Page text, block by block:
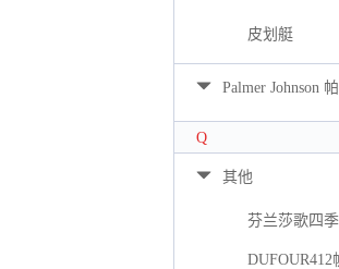
皮划艇
Palmer Johnson
Q
其他
芬兰莎歌四
DUFOUR412